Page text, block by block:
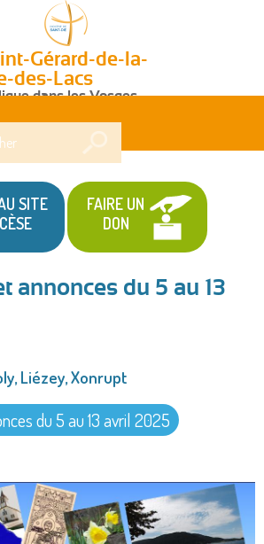
Gérard-de-la-
des-Lacs
dans les Vosges
SITE
FAIRE UN
DON
annonces du 5 au 13
Liézey, Xonrupt
du 5 au 13 avril 2025